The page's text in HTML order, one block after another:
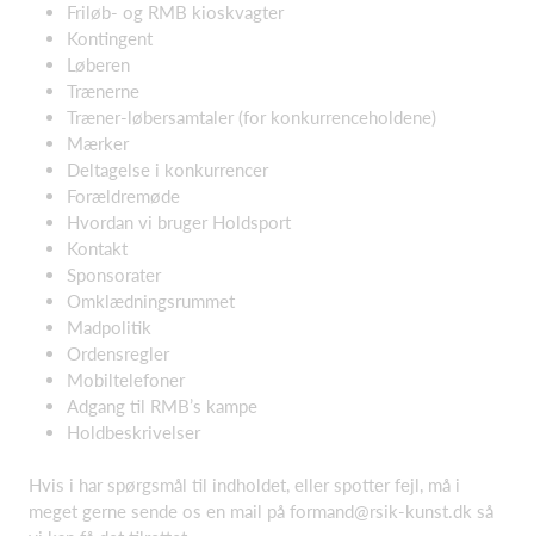
Friløb- og RMB kioskvagter
Kontingent
Løberen
Trænerne
Træner-løbersamtaler (for konkurrenceholdene)
Mærker
Deltagelse i konkurrencer
Forældremøde
Hvordan vi bruger Holdsport
Kontakt
Sponsorater
Omklædningsrummet
Madpolitik
Ordensregler
Mobiltelefoner
Adgang til RMB’s kampe
Holdbeskrivelser
Hvis i har spørgsmål til indholdet, eller spotter fejl, må i
meget gerne sende os en mail på formand@rsik-kunst.dk så